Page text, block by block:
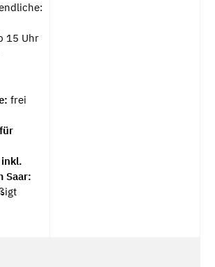
15 Uhr
frei
Saar: